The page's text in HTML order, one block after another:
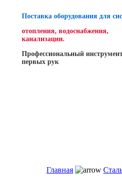
Поставка оборудования для
отопления, водоснабжения,
канализации.
Профессиональный
первых рук
Главная